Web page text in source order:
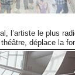
l’artiste le plus
déplace la